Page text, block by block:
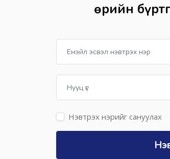
Шинэ бүртгэл үүсгэхэд очих
Өөрийн
Нэвтрэх нэрийг сануулах